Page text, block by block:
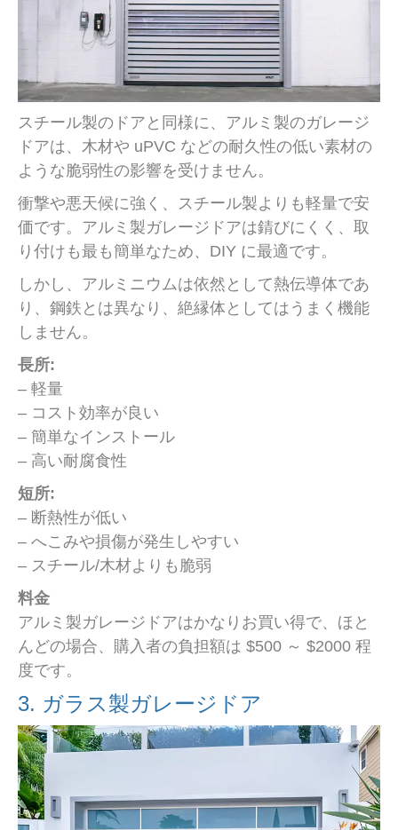
スチール製のドアと同様に、アルミ製のガレージ
ドアは、木材や uPVC などの耐久性の低い素材の
ような脆弱性の影響を受けません。
衝撃や悪天候に強く、スチール製よりも軽量で安
価です。アルミ製ガレージドアは錆びにくく、取
り付けも最も簡単なため、DIY に最適です。
しかし、アルミニウムは依然として熱伝導体であ
り、鋼鉄とは異なり、絶縁体としてはうまく機能
しません。
長所:
– 軽量
– コスト効率が良い
– 簡単なインストール
– 高い耐腐食性
短所:
– 断熱性が低い
– へこみや損傷が発生しやすい
– スチール/木材よりも脆弱
料金
アルミ製ガレージドアはかなりお買い得で、ほと
んどの場合、購入者の負担額は $500 ～ $2000 程
度です。
3. ガラス製ガレージドア